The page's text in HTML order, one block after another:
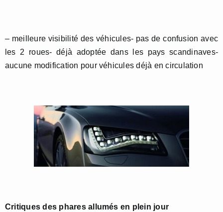
– meilleure visibilité des véhicules- pas de confusion avec
les 2 roues- déjà adoptée dans les pays scandinaves-
aucune modification pour véhicules déjà en circulation
Critiques des phares allumés en plein jour